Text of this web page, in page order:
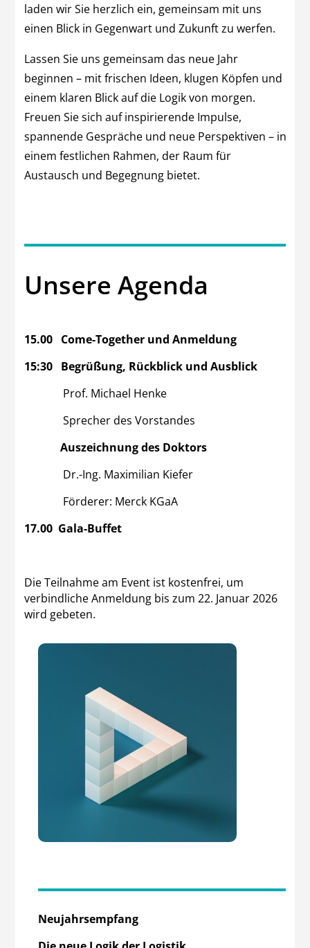
laden wir Sie herzlich ein, gemeinsam mit uns
einen Blick in Gegenwart und Zukunft zu werfen.
Lassen Sie uns gemeinsam das neue Jahr
beginnen – mit frischen Ideen, klugen Köpfen und
einem klaren Blick auf die Logik von morgen.
Freuen Sie sich auf inspirierende Impulse,
spannende Gespräche und neue Perspektiven – in
einem festlichen Rahmen, der Raum für
Austausch und Begegnung bietet.
Unsere Agenda
15.00 Come-Together und Anmeldung
15:30 Begrüßung, Rückblick und Ausblick
Prof. Michael Henke
Sprecher des Vorstandes
Auszeichnung des Doktors
Dr.-Ing. Maximilian Kiefer
Förderer: Merck KGaA
17.00 Gala-Buffet
Die Teilnahme am Event ist kostenfrei, um
verbindliche Anmeldung bis zum 22. Januar 2026
wird gebeten.
Neujahrsempfang